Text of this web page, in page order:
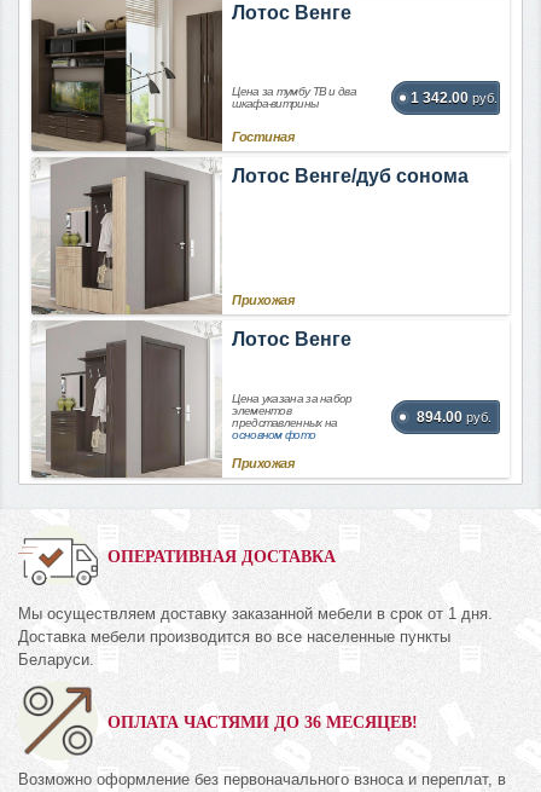
Лотос Венге
Цена за тумбу ТВ и два
шкафа-витрины
1 342.00 руб.
Гостиная
Лотос Венге/дуб сонома
Прихожая
Лотос Венге
Цена указана за набор
элементов
представленных на
основном фото
894.00 руб.
Прихожая
ОПЕРАТИВНАЯ ДОСТАВКА
Мы осуществляем доставку заказанной мебели в срок от 1 дня.
Доставка мебели производится во все населенные пункты
Беларуси.
ОПЛАТА ЧАСТЯМИ ДО 36 МЕСЯЦЕВ!
Возможно оформление без первоначального взноса и переплат, в